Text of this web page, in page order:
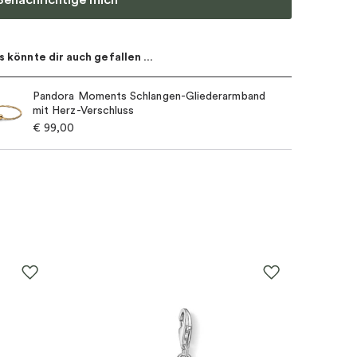
könnte dir auch gefallen …
Pandora Moments Schlangen-Gliederarmband
mit Herz-Verschluss
€ 99,00